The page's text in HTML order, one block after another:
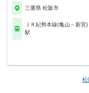
三重県 松阪市
ＪＲ紀勢本線(亀山－新宮)
駅